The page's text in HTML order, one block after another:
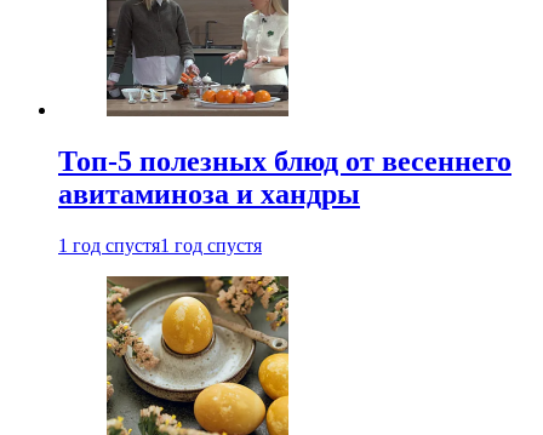
Топ-5 полезных блюд от весеннего
авитаминоза и хандры
1 год спустя1 год спустя